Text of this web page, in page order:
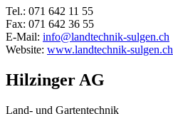
Tel.: 071 642 11 55
Fax: 071 642 36 55
E-Mail: info@landtechnik-sulgen.ch
Website: www.landtechnik-sulgen.ch
Hilzinger AG
Land- und Gartentechnik